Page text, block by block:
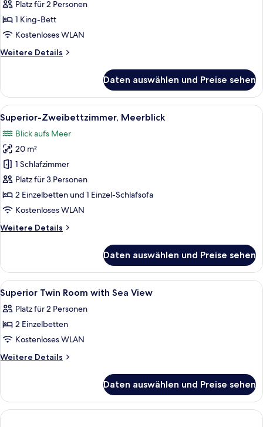
Meerblick
anzeigen
Platz für 2 Personen
1 King-Bett
Kostenloses WLAN
Weitere Details
Weitere
Doppelzimmer,
Meerblick
Daten auswählen und Preise sehen
Alle
Fotos
für
Superior-
Zweibettzimmer,
Meerblick
anzeigen
Ein Hotelzimmer mit einem großen
6
Superior-Zweibettzimmer, Meerblick
Blick aufs Meer
20 m²
1 Schlafzimmer
Platz für 3 Personen
2 Einzelbetten und 1 Einzel-Schlafsofa
Kostenloses WLAN
Weitere Details
Weitere
Zweibettzimmer,
Meerblick
Daten auswählen und Preise sehen
Alle
Fotos
für
Superior
Twin
Room
View
anzeigen
Ein Hotelzimmer mit einem Bett,
8
Superior Twin Room with Sea View
Platz für 2 Personen
2 Einzelbetten
Kostenloses WLAN
Weitere Details
Weitere
Twin
Room
with
Daten auswählen und Preise sehen